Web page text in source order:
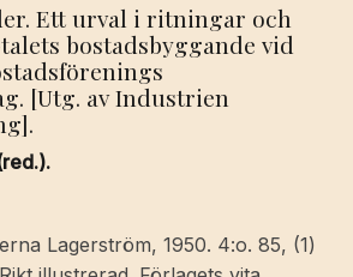
Ett urval i ritningar och
bostadsbyggande vid
[Utg. av Industrien
Lagerström, 1950. 4:o. 85, (1)